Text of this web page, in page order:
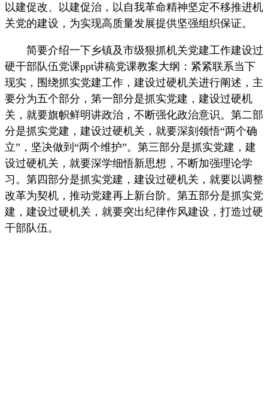
以建促改、以建促治，以自我革命精神坚定不移推进机
关党的建设，为实现高质量发展提供坚强组织保证。
简要介绍一下乡镇及市级狠抓机关党建工作建设过
硬干部队伍党课ppt讲稿党课教案大纲：紧紧联系当下
现实，围绕抓实党建工作，建设过硬机关进行阐述，主
要分为五个部分，第一部分是抓实党建，建设过硬机
关，就要旗帜鲜明讲政治，不断强化政治意识。第二部
分是抓实党建，建设过硬机关，就要深刻领悟“两个确
立”，坚决做到“两个维护”。第三部分是抓实党建，建
设过硬机关，就要深学细悟新思想，不断加强理论学
习。第四部分是抓实党建，建设过硬机关，就要以调整
改革为契机，推动党建再上新台阶。第五部分是抓实党
建，建设过硬机关，就要突出纪律作风建设，打造过硬
干部队伍。